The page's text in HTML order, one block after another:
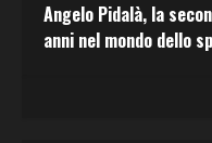
Angelo Pidalà, la
anni nel mondo dello